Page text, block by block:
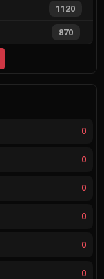
1120
870
0
0
0
0
0
0